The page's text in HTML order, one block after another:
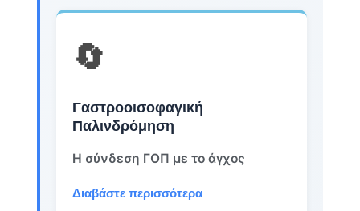
🔄
Γαστροοισοφαγική
Παλινδρόμηση
Η σύνδεση ΓΟΠ με το άγχος
Διαβάστε περισσότερα